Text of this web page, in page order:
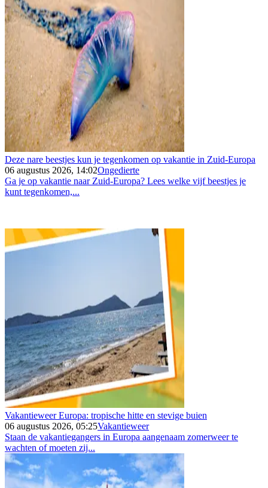
Deze nare beestjes kun je tegenkomen op vakantie in Zuid-Europa
06 augustus 2026, 14:02Ongedierte
Ga je op vakantie naar Zuid-Europa? Lees welke vijf beestjes je
kunt tegenkomen,...
Vakantieweer Europa: tropische hitte en stevige buien
06 augustus 2026, 05:25Vakantieweer
Staan de vakantiegangers in Europa aangenaam zomerweer te
wachten of moeten zij...